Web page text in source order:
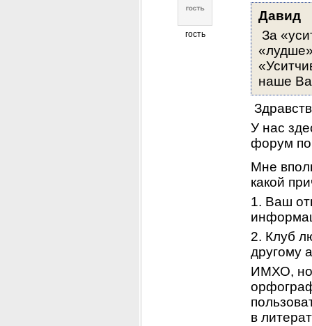
гость
Давид
За
наше
У нас
форум по
Мне
какой
1. Ваш
2. Клуб
другому
ИМХО, но
в